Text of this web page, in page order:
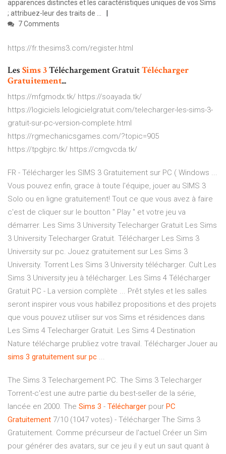
apparences distinctes et les caractéristiques uniques de vos Sims
; attribuez-leur des traits de ...
7 Comments
https://fr.thesims3.com/register.html
Les Sims3Téléchargement GratuitTélécharger
Gratuitement...
https://mfgmodx.tk/ https://soayada.tk/
https://logiciels.lelogicielgratuit.com/telecharger-les-sims-3-
gratuit-sur-pc-version-complete.html
https://rgmechanicsgames.com/?topic=905
https://tpgbjrc.tk/ https://cmgvcda.tk/
FR - Télécharger les SIMS 3 Gratuitement sur PC ( Windows ...
Vous pouvez enfin, grace à toute l'équipe, jouer au SIMS 3
Solo ou en ligne gratuitement! Tout ce que vous avez à faire
c'est de cliquer sur le boutton '' Play '' et votre jeu va
démarrer. Les Sims 3 University Telecharger Gratuit Les Sims
3 University Telecharger Gratuit. Télécharger Les Sims 3
University sur pc. Jouez gratuitement sur Les Sims 3
University. Torrent Les Sims 3 University télécharger. Cult Les
Sims 3 University jeu à télécharger. Les Sims 4 Télécharger
Gratuit PC - La version complète ... Prêt styles et les salles
seront inspirer vous vous habillez propositions et des projets
que vous pouvez utiliser sur vos Sims et résidences dans
Les Sims 4 Telecharger Gratuit. Les Sims 4 Destination
Nature télécharge prubliez votre travail. Télécharger Jouer au
sims 3 gratuitement sur pc ...
The Sims 3 Telechargement PC. The Sims 3 Telecharger
Torrent-c'est une autre partie du best-seller de la série,
lancée en 2000. The Sims 3 - Télécharger pour PC
Gratuitement 7/10 (1047 votes) - Télécharger The Sims 3
Gratuitement. Comme précurseur de l'actuel Créer un Sim
pour générer des avatars, sur ce jeu il y eut un saut quant à